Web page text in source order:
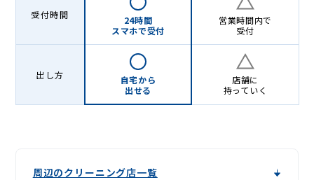
受付時間
24時間
スマホで受付
営業時間内で
受付
出し方
自宅から
出せる
店舗に
持っていく
周辺のクリーニング店一覧